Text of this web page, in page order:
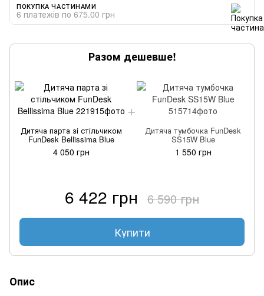
ПОКУПКА ЧАСТИНАМИ
6 платежів по 675.00 грн
Разом дешевше!
Дитяча парта зі стільчиком
FunDesk Bellissima Blue
4 050 грн
Дитяча тумбочка FunDesk
SS15W Blue
1 550 грн
6 422 грн 6 590 грн
Купити
Опис